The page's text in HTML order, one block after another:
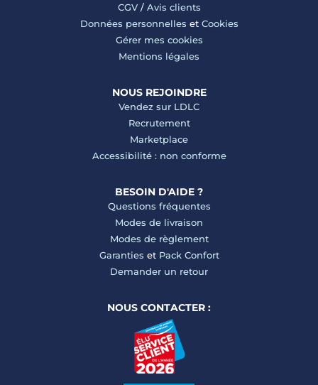
CGV/ Avis clients
Données personnelles et Cookies
Gérer mes cookies
Mentions légales
NOUS REJOINDRE
Vendez sur LDLC
Recrutement
Marketplace
Accessibilité : non conforme
BESOIN D'AIDE ?
Questions fréquentes
Modes de livraison
Modes de règlement
Garanties et Pack Confort
Demander un retour
NOUS CONTACTER :